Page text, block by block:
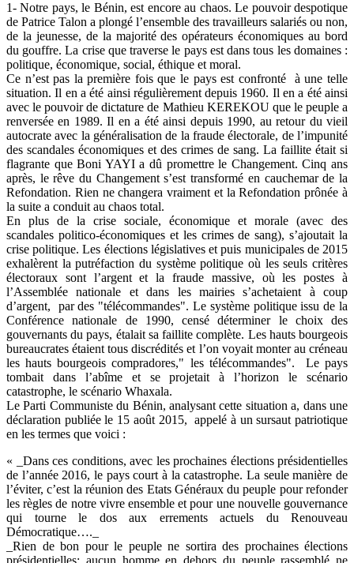
1- Notre pays, le Bénin, est encore au chaos. Le pouvoir despotique
de Patrice Talon a plongé l’ensemble des travailleurs salariés ou non,
de la jeunesse, de la majorité des opérateurs économiques au bord
du gouffre. La crise que traverse le pays est dans tous les domaines :
politique, économique, social, éthique et moral.
Ce n’est pas la première fois que le pays est confronté à une telle
situation. Il en a été ainsi régulièrement depuis 1960. Il en a été ainsi
avec le pouvoir de dictature de Mathieu KEREKOU que le peuple a
renversée en 1989. Il en a été ainsi depuis 1990, au retour du vieil
autocrate avec la généralisation de la fraude électorale, de l’impunité
des scandales économiques et des crimes de sang. La faillite était si
flagrante que Boni YAYI a dû promettre le Changement. Cinq ans
après, le rêve du Changement s’est transformé en cauchemar de la
Refondation. Rien ne changera vraiment et la Refondation prônée à
la suite a conduit au chaos total.
En plus de la crise sociale, économique et morale (avec des
scandales politico-économiques et les crimes de sang), s’ajoutait la
crise politique. Les élections législatives et puis municipales de 2015
exhalèrent la putréfaction du système politique où les seuls critères
électoraux sont l’argent et la fraude massive, où les postes à
l’Assemblée nationale et dans les mairies s’achetaient à coup
d’argent, par des "télécommandes". Le système politique issu de la
Conférence nationale de 1990, censé déterminer le choix des
gouvernants du pays, étalait sa faillite complète. Les hauts bourgeois
bureaucrates étaient tous discrédités et l’on voyait monter au créneau
les hauts bourgeois compradores," les télécommandes". Le pays
tombait dans l’abîme et se projetait à l’horizon le scénario
catastrophe, le scénario Whaxala.
Le Parti Communiste du Bénin, analysant cette situation a, dans une
déclaration publiée le 15 août 2015, appelé à un sursaut patriotique
en les termes que voici :
« _Dans ces conditions, avec les prochaines élections présidentielles
de l’année 2016, le pays court à la catastrophe. La seule manière de
l’éviter, c’est la réunion des Etats Généraux du peuple pour refonder
les règles de notre vivre ensemble et pour une nouvelle gouvernance
qui tourne le dos aux errements actuels du Renouveau
Démocratique…._
_Rien de bon pour le peuple ne sortira des prochaines élections